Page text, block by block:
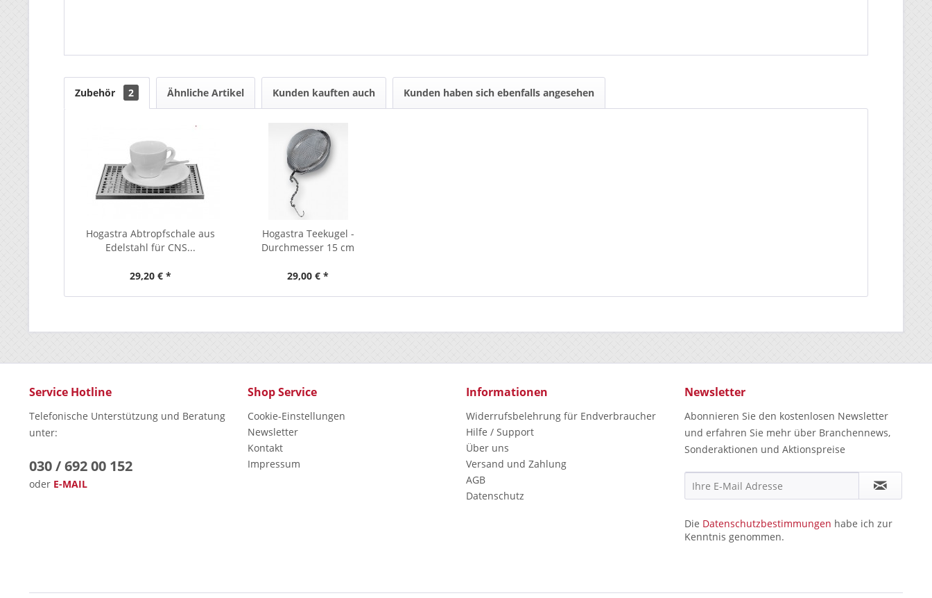
Zubehör 2 Ähnliche Artikel Kunden kauften auch Kunden haben sich ebenfalls angesehen
Hogastra Abtropfschale aus
Edelstahl für CNS...
29,20 € *
Hogastra Teekugel -
Durchmesser 15 cm
29,00 € *
Service Hotline
Telefonische Unterstützung und Beratung
unter:
030 / 692 00 152
oder E-MAIL
Shop Service
Cookie-Einstellungen
Newsletter
Kontakt
Impressum
Informationen
Widerrufsbelehrung für Endverbraucher
Hilfe / Support
Über uns
Versand und Zahlung
AGB
Datenschutz
Newsletter
Abonnieren Sie den kostenlosen Newsletter
und erfahren Sie mehr über Branchennews,
Sonderaktionen und Aktionspreise
Die Datenschutzbestimmungen habe ich zur
Kenntnis genommen.